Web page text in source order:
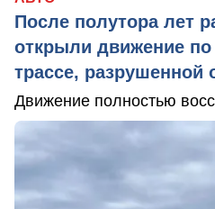
После полутора лет
открыли движение
трассе, разрушенной
Движение полностью